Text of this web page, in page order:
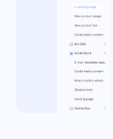
Loyiha
Loyihani
jamoa